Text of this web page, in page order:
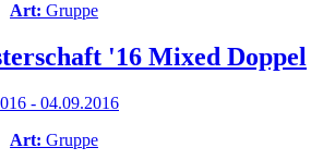
Art: Gruppe
'16 Mixed Doppel
- 04.09.2016
Art: Gruppe